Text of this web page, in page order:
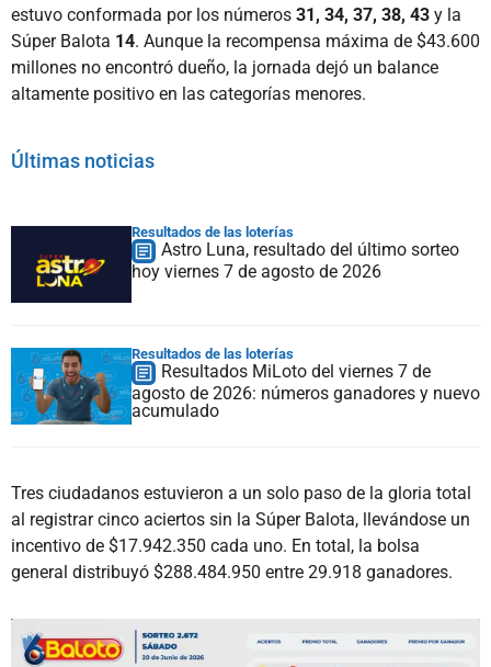
estuvo conformada por los números 31, 34, 37, 38, 43 y la
Súper Balota 14. Aunque la recompensa máxima de $43.600
millones no encontró dueño, la jornada dejó un balance
altamente positivo en las categorías menores.
Últimas noticias
Resultados de las loterías
Astro Luna, resultado del último sorteo
hoy viernes 7 de agosto de 2026
Resultados de las loterías
Resultados MiLoto del viernes 7 de
agosto de 2026: números ganadores y nuevo
acumulado
Tres ciudadanos estuvieron a un solo paso de la gloria total
al registrar cinco aciertos sin la Súper Balota, llevándose un
incentivo de $17.942.350 cada uno. En total, la bolsa
general distribuyó $288.484.950 entre 29.918 ganadores.